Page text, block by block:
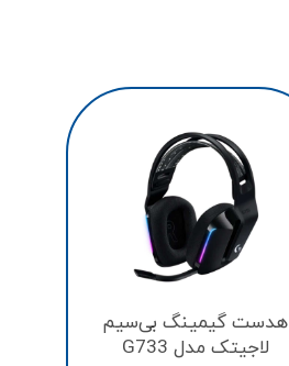
هدست گیمینگ بی‌سیم
لاجیتک مدل G733